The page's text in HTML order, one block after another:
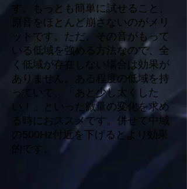
す。もっとも簡単に試せること、
原音をほとんど崩さないのがメリ
ットです。ただ、その音がもって
いる低域を強める方法なので、全
く低域が存在しない場合は効果が
ありません。ある程度の低域を持
っていて、「あと少し太くした
い！」といった微量の変化を求め
る時におススメです。併せて中域
の500Hz付近を下げるとより効果
的です。